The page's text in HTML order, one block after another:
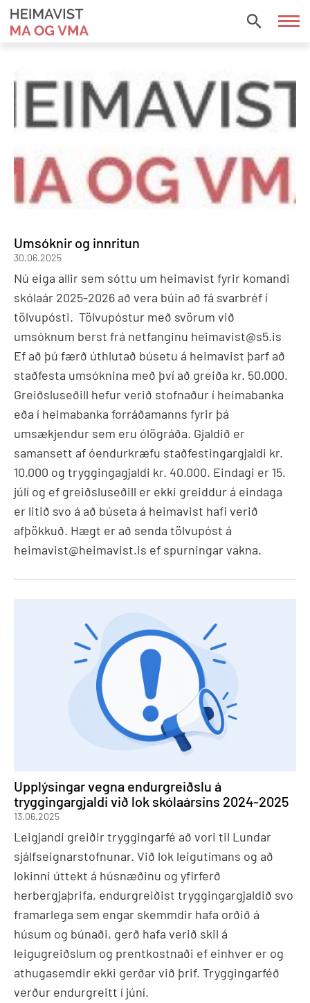
Fara
í
VMA
Umsóknir og innritun
30.06.2025
Nú eiga allir sem sóttu um heimavist fyrir komandi
skólaár 2025-2026 að vera búin að fá svarbréf í
tölvupósti. Tölvupóstur með svörum við
umsóknum berst frá netfanginu heimavist@s5.is
Ef að þú færð úthlutað búsetu á heimavist þarf að
staðfesta umsóknina með því að greiða kr. 50.000.
Greiðsluseðill hefur verið stofnaður í heimabanka
eða í heimabanka forráðamanns fyrir þá
umsækjendur sem eru ólögráða. Gjaldið er
samansett af óendurkræfu staðfestingargjaldi kr.
10.000 og tryggingagjaldi kr. 40.000. Eindagi er 15.
júlí og ef greiðsluseðill er ekki greiddur á eindaga
er litið svo á að búseta á heimavist hafi verið
afþökkuð. Hægt er að senda tölvupóst á
heimavist@heimavist.is ef spurningar vakna.
Upplýsingar vegna endurgreiðslu á
tryggingargjaldi við lok skólaársins 2024-2025
13.06.2025
Leigjandi greiðir tryggingarfé að vori til Lundar
sjálfseignarstofnunar. Við lok leigutímans og að
lokinni úttekt á húsnæðinu og yfirferð
herbergjaþrifa, endurgreiðist tryggingargjaldið svo
framarlega sem engar skemmdir hafa orðið á
húsum og búnaði, gerð hafa verið skil á
leigugreiðslum og prentkostnaði ef einhver er og
athugasemdir ekki gerðar við þrif. Tryggingarféð
verður endurgreitt í júní.